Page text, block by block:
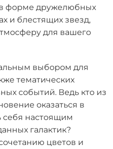
форме дружелюбных
и блестящих звезд,
для вашего
выбором для
тематических
событий. Ведь кто из
оказаться в
себя настоящим
галактик?
цветов и